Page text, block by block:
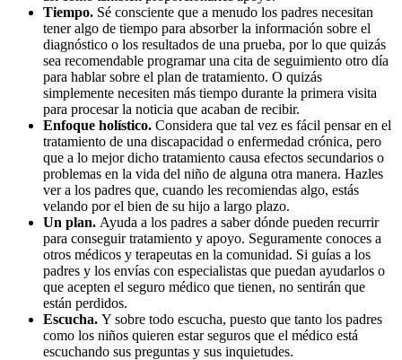
Tiempo. Sé consciente que a menudo los padres necesitan
tener algo de tiempo para absorber la información sobre el
diagnóstico o los resultados de una prueba, por lo que quizás
sea recomendable programar una cita de seguimiento otro día
para hablar sobre el plan de tratamiento. O quizás
simplemente necesiten más tiempo durante la primera visita
para procesar la noticia que acaban de recibir.
Enfoque holístico. Considera que tal vez es fácil pensar en el
tratamiento de una discapacidad o enfermedad crónica, pero
que a lo mejor dicho tratamiento causa efectos secundarios o
problemas en la vida del niño de alguna otra manera. Hazles
ver a los padres que, cuando les recomiendas algo, estás
velando por el bien de su hijo a largo plazo.
Un plan. Ayuda a los padres a saber dónde pueden recurrir
para conseguir tratamiento y apoyo. Seguramente conoces a
otros médicos y terapeutas en la comunidad. Si guías a los
padres y los envías con especialistas que puedan ayudarlos o
que acepten el seguro médico que tienen, no sentirán que
están perdidos.
Escucha. Y sobre todo escucha, puesto que tanto los padres
como los niños quieren estar seguros que el médico está
escuchando sus preguntas y sus inquietudes.